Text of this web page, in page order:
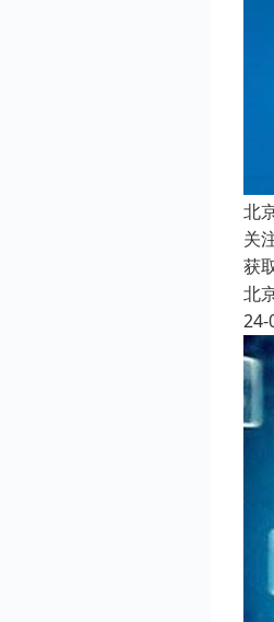
北
关
获
北
24-